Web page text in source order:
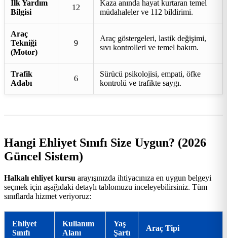
İlk Yardım
Bilgisi
12
Kaza anında hayat kurtaran temel
müdahaleler ve 112 bildirimi.
Araç
Tekniği
(Motor)
9
Araç göstergeleri, lastik değişimi,
sıvı kontrolleri ve temel bakım.
Trafik
Adabı
6
Sürücü psikolojisi, empati, öfke
kontrolü ve trafikte saygı.
Hangi Ehliyet Sınıfı Size Uygun? (2026
Güncel Sistem)
Halkalı ehliyet kursu arayışınızda ihtiyacınıza en uygun belgeyi
seçmek için aşağıdaki detaylı tablomuzu inceleyebilirsiniz. Tüm
sınıflarda hizmet veriyoruz:
Ehliyet
Sınıfı
Kullanım
Alanı
Yaş
Şartı
Araç Tipi